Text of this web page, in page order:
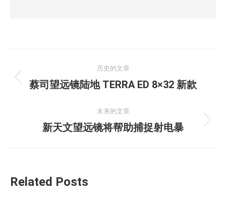
章
历史的文章
历
的
文
蔡司望远镜陆地 TERRA ED 8×32 新款
未来的文章
未
新天文望远镜将帮助捕捉射电暴
Related Posts